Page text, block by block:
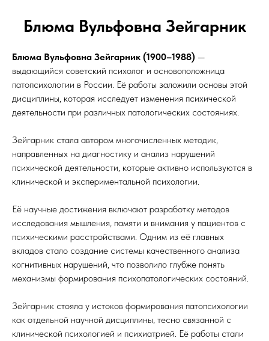
Блюма Вульфовна Зейгарник
Блюма Вульфовна Зейгарник (1900–1988) —
выдающийся советский психолог и основоположница
патопсихологии в России. Её работы заложили основы этой
дисциплины, которая исследует изменения психической
деятельности при различных патологических состояниях.
Зейгарник стала автором многочисленных методик,
направленных на диагностику и анализ нарушений
психической деятельности, которые активно используются в
клинической и экспериментальной психологии.
Её научные достижения включают разработку методов
исследования мышления, памяти и внимания у пациентов с
психическими расстройствами. Одним из её главных
вкладов стало создание системы качественного анализа
когнитивных нарушений, что позволило глубже понять
механизмы формирования психопатологических состояний.
Зейгарник стояла у истоков формирования патопсихологии
как отдельной научной дисциплины, тесно связанной с
клинической психологией и психиатрией. Её работы стали